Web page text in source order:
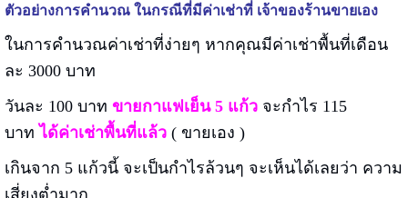
ตัวอย่างการคำนวณ ในกรณีที่มีค่าเช่าที่ เจ้าของร้านขายเอง
ในการคำนวณค่าเช่าที่ง่ายๆ หากคุณมีค่าเช่าพื้นที่เดือน
ละ 3000 บาท
วันละ 100 บาท ขายกาแฟเย็น 5 แก้ว จะกำไร 115
บาทได้ค่าเช่าพื้นที่แล้ว ( ขายเอง )
เกินจาก 5 แก้วนี้ จะเป็นกำไรล้วนๆ จะเห็นได้เลยว่า ความ
เสี่ยงต่ำมาก